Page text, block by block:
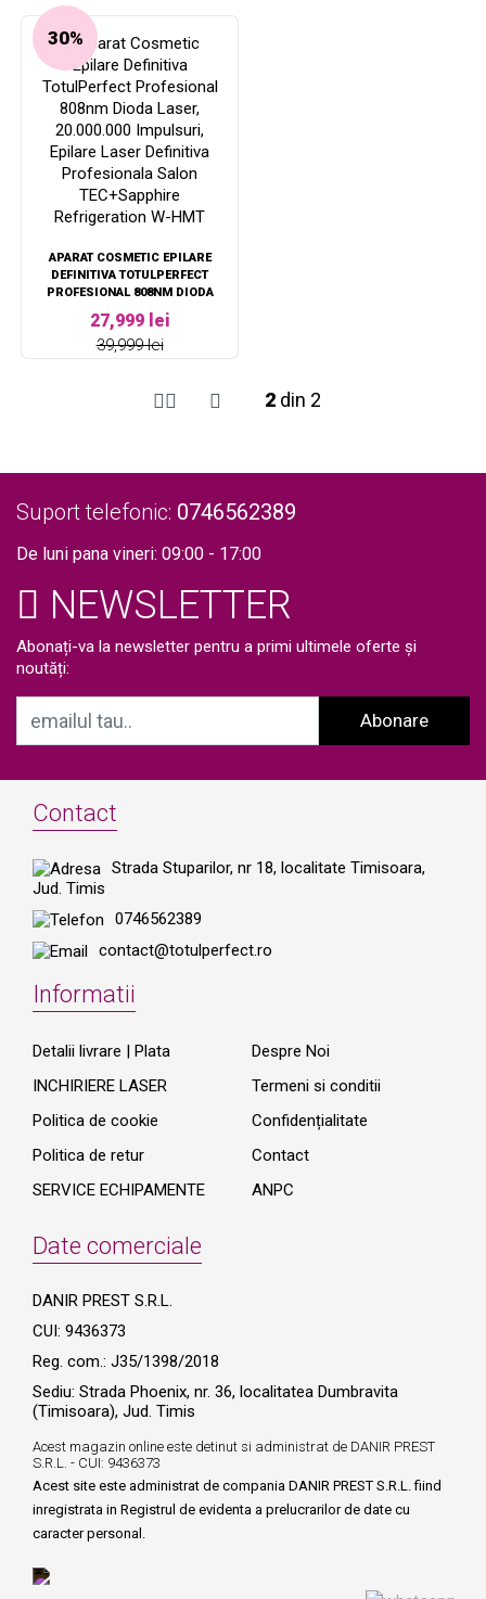
30%
APARAT COSMETIC EPILARE
DEFINITIVA TOTULPERFECT
PROFESIONAL 808NM DIODA
LASER, 20.000.000 IMPULSURI,
EPILARE LASER DEFINITIVA
PROFESIONALA SALON
27,999 lei
39,999 lei
2 din 2
Suport telefonic: 0746562389
De luni pana vineri: 09:00 - 17:00
NEWSLETTER
Abonați-va la newsletter pentru a primi ultimele oferte și
noutăți:
Abonare
Contact
Strada Stuparilor, nr 18, localitate Timisoara,
Jud. Timis
0746562389
contact@totulperfect.ro
Informatii
Detalii livrare | Plata
INCHIRIERE LASER
Politica de cookie
Politica de retur
SERVICE ECHIPAMENTE
Despre Noi
Termeni si conditii
Confidențialitate
Contact
ANPC
Date comerciale
DANIR PREST S.R.L.
CUI: 9436373
Reg. com.: J35/1398/2018
Sediu: Strada Phoenix, nr. 36, localitatea Dumbravita
(Timisoara), Jud. Timis
Acest magazin online este detinut si administrat de DANIR PREST
S.R.L. - CUI: 9436373
Acest site este administrat de compania DANIR PREST S.R.L. fiind
inregistrata in Registrul de evidenta a prelucrarilor de date cu
caracter personal.